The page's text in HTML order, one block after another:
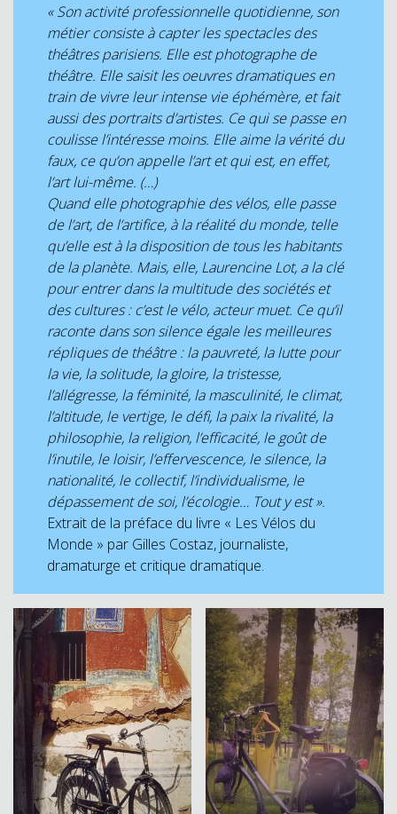
«Son activité professionnelle quotidienne, son
métier consiste à capter les spectacles des
théâtres parisiens. Elle est photographe de
théâtre. Elle saisit les oeuvres dramatiques en
train de vivre leur intense vie éphémère, et fait
aussi des portraits d’artistes. Ce qui se passe en
coulisse l’intéresse moins. Elle aime la vérité du
faux, ce qu’on appelle l’art et qui est, en effet,
l’art lui-même. (…)
Quand elle photographie des vélos, elle passe
de l’art, de l’artifice, à la réalité du monde, telle
qu’elle est à la disposition de tous les habitants
de la planète. Mais, elle, Laurencine Lot, a la clé
pour entrer dans la multitude des sociétés et
des cultures : c’est le vélo, acteur muet. Ce qu’il
raconte dans son silence égale les meilleures
répliques de théâtre : la pauvreté, la lutte pour
la vie, la solitude, la gloire, la tristesse,
l’allégresse, la féminité, la masculinité, le climat,
l’altitude, le vertige, le défi, la paix la rivalité, la
philosophie, la religion, l’efficacité, le goût de
l’inutile, le loisir, l’effervescence, le silence, la
nationalité, le collectif, l’individualisme, le
dépassement de soi, l’écologie… Tout y est ».
Extrait de la préface du livre « Les Vélos du
Monde » par Gilles Costaz, journaliste,
dramaturge et critique dramatique.